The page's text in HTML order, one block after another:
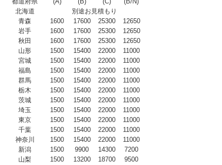
北海道
別途お見積もり
青森
1600 17600 25300
12650
岩手
1600 17600 25300
12650
秋田
1600 17600 25300
12650
山形
1500 15400 22000
11000
宮城
1500 15400 22000
11000
福島
1500 15400 22000
11000
群馬
1500 15400 22000
11000
栃木
1500 15400 22000
11000
茨城
1500 15400 22000
11000
埼玉
1500 15400 22000
11000
東京
1500 15400 22000
11000
千葉
1500 15400 22000
11000
神奈川
1500 15400 22000
11000
新潟
1500 9900 14300
7200
山梨
1500 13200 18700
9500